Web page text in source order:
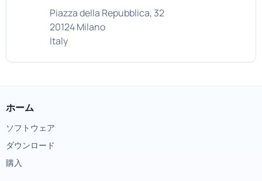
Piazza della Repubblica, 32
20124 Milano
Italy
ホーム
ソフトウェア
ダウンロード
購入